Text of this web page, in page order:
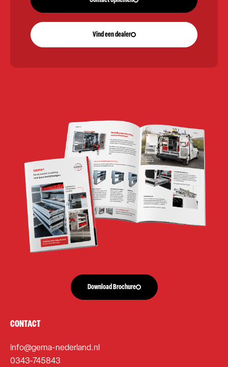
Vind een dealer
Download Brochure
CONTACT
info@gema-nederland.nl
0343-745843